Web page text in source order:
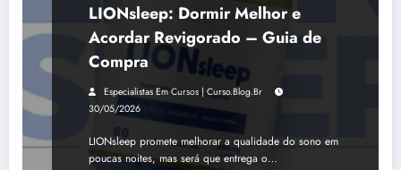
LIONsleep: Dormir Melhor e
Acordar Revigorado – Guia de
Compra
Especialistas Em Cursos | Curso.blog.br
30/05/2026
LIONsleep promete melhorar a qualidade do sono em
poucas noites, mas será que entrega o…